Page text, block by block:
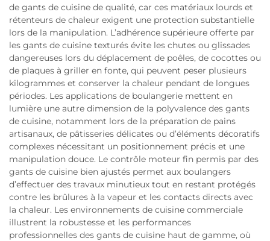
de gants de cuisine de qualité, car ces matériaux lourds et
rétenteurs de chaleur exigent une protection substantielle
lors de la manipulation. L’adhérence supérieure offerte par
les gants de cuisine texturés évite les chutes ou glissades
dangereuses lors du déplacement de poêles, de cocottes ou
de plaques à griller en fonte, qui peuvent peser plusieurs
kilogrammes et conserver la chaleur pendant de longues
périodes. Les applications de boulangerie mettent en
lumière une autre dimension de la polyvalence des gants
de cuisine, notamment lors de la préparation de pains
artisanaux, de pâtisseries délicates ou d’éléments décoratifs
complexes nécessitant un positionnement précis et une
manipulation douce. Le contrôle moteur fin permis par des
gants de cuisine bien ajustés permet aux boulangers
d’effectuer des travaux minutieux tout en restant protégés
contre les brûlures à la vapeur et les contacts directs avec
la chaleur. Les environnements de cuisine commerciale
illustrent la robustesse et les performances
professionnelles des gants de cuisine haut de gamme, où